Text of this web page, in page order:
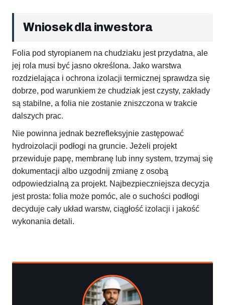
Wniosek dla inwestora
Folia pod styropianem na chudziaku jest przydatna, ale
jej rola musi być jasno określona. Jako warstwa
rozdzielająca i ochrona izolacji termicznej sprawdza się
dobrze, pod warunkiem że chudziak jest czysty, zakłady
są stabilne, a folia nie zostanie zniszczona w trakcie
dalszych prac.
Nie powinna jednak bezrefleksyjnie zastępować
hydroizolacji podłogi na gruncie. Jeżeli projekt
przewiduje papę, membranę lub inny system, trzymaj się
dokumentacji albo uzgodnij zmianę z osobą
odpowiedzialną za projekt. Najbezpieczniejsza decyzja
jest prosta: folia może pomóc, ale o suchości podłogi
decyduje cały układ warstw, ciągłość izolacji i jakość
wykonania detali.